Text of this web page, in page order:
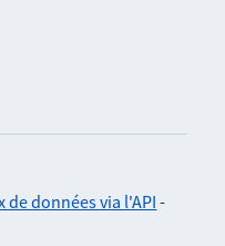
de données via l'API -